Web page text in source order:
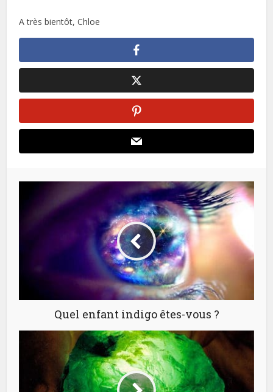
A très bientôt, Chloe
Quel enfant indigo êtes-vous ?